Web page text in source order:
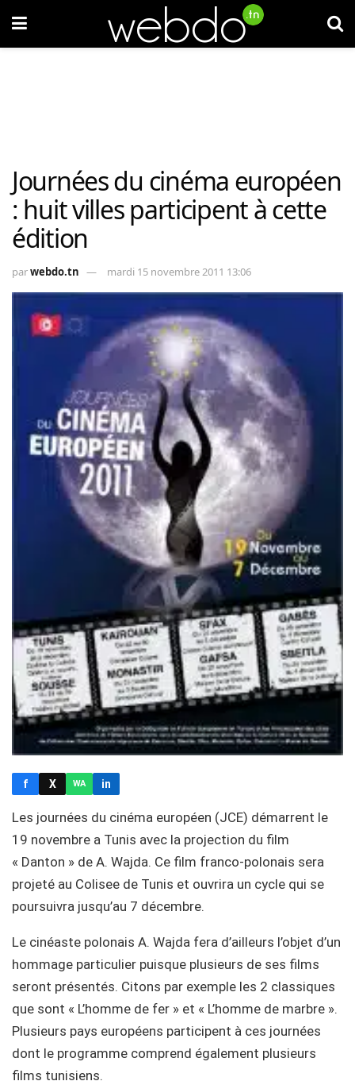
Journées du cinéma européen
: huit villes participent à cette
édition
parwebdo.tn mardi 15 novembre 2011 13:06
f X WA in
Les journées du cinéma européen (JCE) démarrent le
19 novembre a Tunis avec la projection du film
« Danton » de A. Wajda. Ce film franco-polonais sera
projeté au Colisee de Tunis et ouvrira un cycle qui se
poursuivra jusqu’au 7 décembre.
Le cinéaste polonais A. Wajda fera d’ailleurs l’objet d’un
hommage particulier puisque plusieurs de ses films
seront présentés. Citons par exemple les 2 classiques
que sont « L’homme de fer » et « L’homme de marbre ».
Plusieurs pays européens participent à ces journées
dont le programme comprend également plusieurs
films tunisiens.